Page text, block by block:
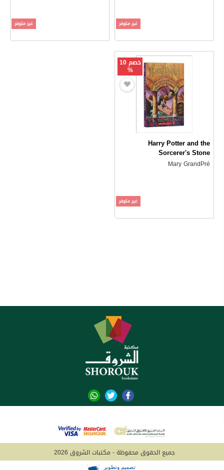
غير متوفر غير متوفر
خصم 10
%
Harry Potter and the
Sorcerer's Stone
Mary GrandPré
غير متوفر
جميع الحقوق محفوظة - مكتبات الشروق 2026
تصميم وتطوير